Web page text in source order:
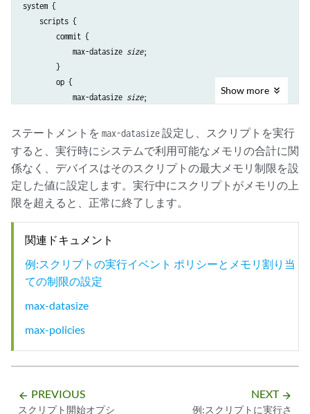
system {
    scripts {
        commit {
            max-datasize
size;
        }
        op {
            max-datasize
size;
        snmp {
            max-datasize
        }
        translation {
            max-datasize
size;
        }
Show more
ステートメントを max-datasize設定し、スクリプトを実行
すると、実行時にシステムで利用可能なメモリの合計に関
係なく、デバイスはそのスクリプトの最大メモリ制限を設
定した値に設定します。実行中にスクリプトがメモリの上
限を超えると、正常に終了します。
関連ドキュメント
例:スクリプトの実行イベント ポリシーとメモリ割り当
ての制限の設定
max-datasize
max-policies
arrow_backward PREVIOUS
スクリプト開始オプシ
NEXT arrow_forward
例:スクリプトに実行さ